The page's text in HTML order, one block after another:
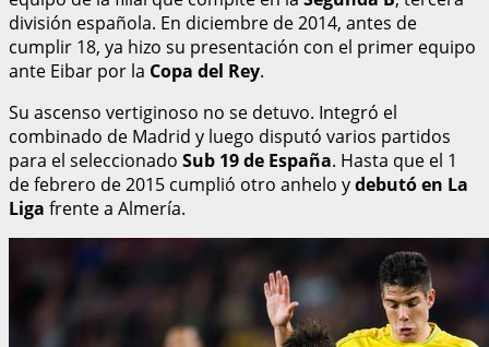
división española. En diciembre de 2014, antes de
cumplir 18, ya hizo su presentación con el primer equipo
ante Eibar por la Copa del Rey.
Su ascenso vertiginoso no se detuvo. Integró el
combinado de Madrid y luego disputó varios partidos
para el seleccionado Sub 19 de España. Hasta que el 1
de febrero de 2015 cumplió otro anhelo ydebutó en La
Liga frente a Almería.